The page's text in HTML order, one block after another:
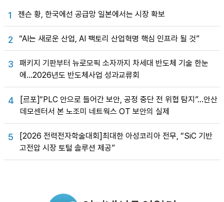
1 젠슨 황, 한국에선 공급망 일본에서는 시장 확보
2 “AI는 새로운 산업, AI 팩토리 산업혁명 핵심 인프라 될 것”
3
패키지 기판부터 뉴로모픽 소자까지 차세대 반도체 기술 한눈
에…2026년도 반도체사업 성과교류회
4
[르포]“PLC 안으로 들어간 보안, 공정 중단 전 위협 탐지”…안산
데모센터서 본 노조미 네트웍스 OT 보안의 실제
5
[2026 전력전자학술대회]최대한 아성코리아 전무, “SiC 기반
고전압 시장 토털 솔루션 제공”